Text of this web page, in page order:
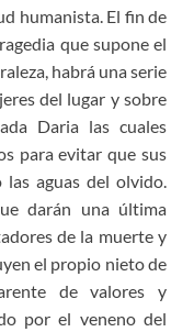
humanista. El fin de
que supone el
habrá una serie
del lugar y sobre
Daria las cuales
para evitar que sus
las aguas del olvido.
darán una última
de la muerte y
el propio nieto de
de valores y
por el veneno del